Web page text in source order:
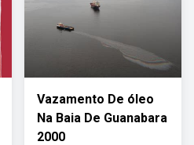
Vazamento De óleo
Na Baia De Guanabara
2000